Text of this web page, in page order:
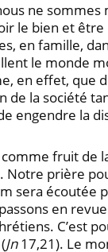
ne
le bien et être
en famille,
le monde
en effet,
de la société
engendre
fruit
prière
sera écoutée
en
C’est
Jn17,21). Le